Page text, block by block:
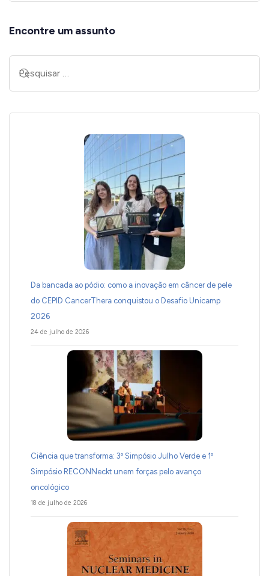
Encontre um assunto
Da bancada ao pódio: como a inovação em câncer de pele
do CEPID CancerThera conquistou o Desafio Unicamp
2026
24 de julho de 2026
Ciência que transforma: 3º Simpósio Julho Verde e 1º
Simpósio RECONNeckt unem forças pelo avanço
oncológico
18 de julho de 2026